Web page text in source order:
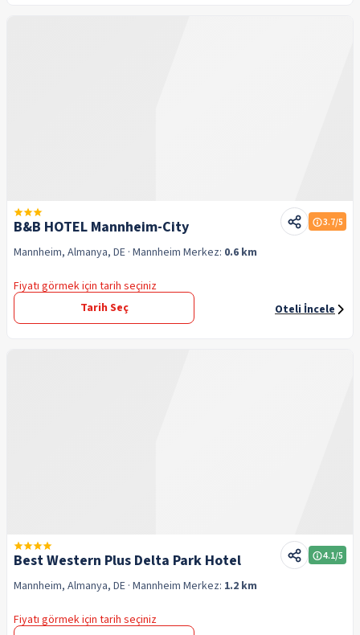
B&B HOTEL Mannheim-City 3.7/5
Mannheim, Almanya, DE · Mannheim Merkez: 0.6 km
Fiyatı görmek için tarih seçiniz
Tarih Seç
Oteli İncele
Best Western Plus Delta Park Hotel 4.1/5
Mannheim, Almanya, DE · Mannheim Merkez: 1.2 km
Fiyatı görmek için tarih seçiniz